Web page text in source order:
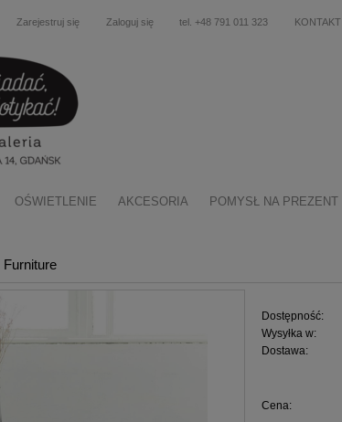
Zarejestruj się Zaloguj się tel. +48 791 011 323 KONTAKT
OŚWIETLENIE AKCESORIA POMYSŁ NA PREZENT
Dostępność:
Wysyłka w:
Dostawa:
Cena: